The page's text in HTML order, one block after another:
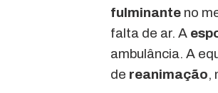
fulminante no
falta de ar. A
ambulância. A
de reanimação,